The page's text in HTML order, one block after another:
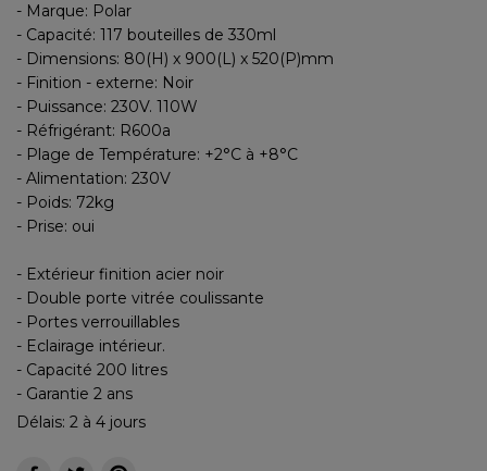
- Marque: Polar
- Capacité: 117 bouteilles de 330ml
- Dimensions: 80(H) x 900(L) x 520(P)mm
- Finition - externe: Noir
- Puissance: 230V. 110W
- Réfrigérant: R600a
- Plage de Température: +2°C à +8°C
- Alimentation: 230V
- Poids: 72kg
- Prise: oui
- Extérieur finition acier noir
- Double porte vitrée coulissante
- Portes verrouillables
- Eclairage intérieur.
- Capacité 200 litres
- Garantie 2 ans
Délais: 2 à 4 jours